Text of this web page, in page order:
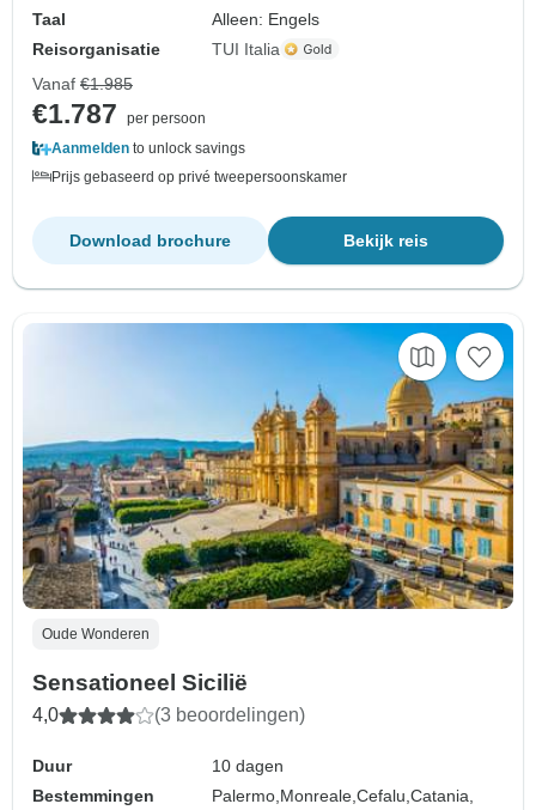
Taal
Alleen: Engels
Reisorganisatie
TUI Italia
Vanaf €1.985
€1.787
per persoon
Aanmelden to unlock savings
Prijs gebaseerd op privé tweepersoonskamer
Bekijk reis
Download brochure
Oude Wonderen
Sensationeel Sicilië
4,0 (3 beoordelingen)
Duur
10 dagen
Bestemmingen
Palermo, Monreale,Cefalu,Catania,